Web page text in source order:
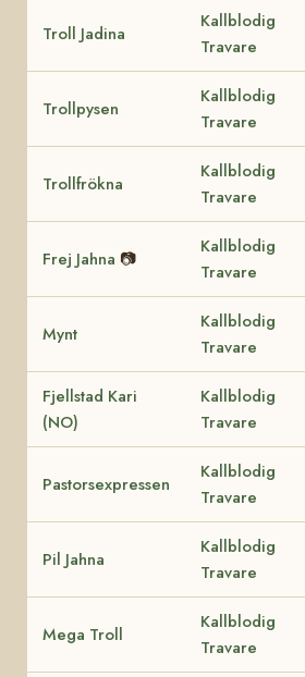
Troll Jadina
Kallblodig
Travare
Trollpysen
Kallblodig
Travare
Trollfrökna
Kallblodig
Travare
Frej Jahna 📷
Kallblodig
Travare
Mynt
Kallblodig
Travare
Fjellstad Kari
(NO)
Kallblodig
Travare
Pastorsexpressen
Kallblodig
Travare
Pil Jahna
Kallblodig
Travare
Mega Troll
Kallblodig
Travare